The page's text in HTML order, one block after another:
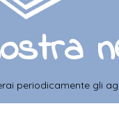
periodicamente gli